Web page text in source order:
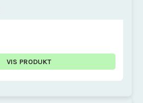
VIS PRODUKT